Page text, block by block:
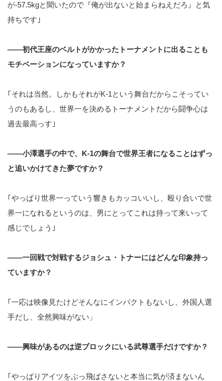
が-57.5kgと聞いたので『俺が出ないと始まらねえだろ』と気
持ちです｣
――初代王座のベルトがかかったトーナメントに出ることも
モチベーションになっていますか？
｢それは当然。しかもそれがK-1という舞台だからこそってい
うのもあるし、世界一を決めるトーナメントだから闘争心は
過去最高っす｣
――小澤選手の中で、K-1の舞台で世界王者になることはずっ
と追いかけてきた夢ですか？
｢やっぱり世界一っていう響きもカッコいいし、殴り合いで世
界一になれるというのは、男にとってこれは持って来いって
感じでしょう｣
――一回戦で対戦するジョシュ・トナーにはどんな印象持っ
ていますか？
｢一応は映像見たけどそんなにインパクトもないし、外国人選
手だし、全然興味がない」
――興味があるのは逆ブロックにいる武尊選手だけですか？
｢やっぱりアイツをぶっ飛ばさないと本当に気が済まないん